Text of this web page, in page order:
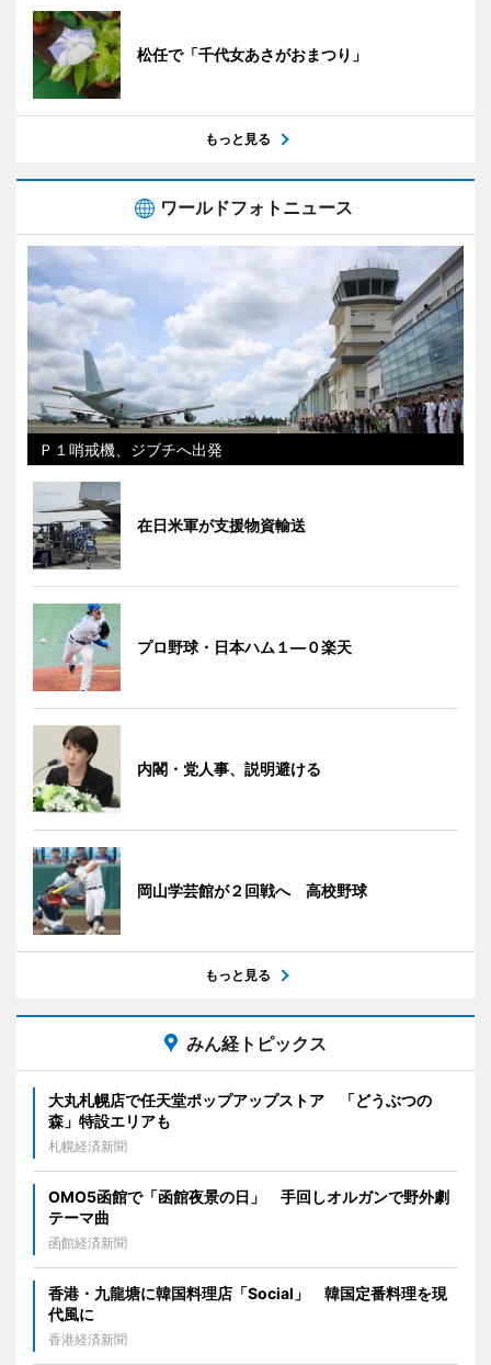
松任で「千代女あさがおまつり」
もっと見る
ワールドフォトニュース
Ｐ１哨戒機、ジブチへ出発
在日米軍が支援物資輸送
プロ野球・日本ハム１―０楽天
内閣・党人事、説明避ける
岡山学芸館が２回戦へ 高校野球
もっと見る
みん経トピックス
大丸札幌店で任天堂ポップアップストア 「どうぶつの
森」特設エリアも
札幌経済新聞
OMO5函館で「函館夜景の日」 手回しオルガンで野外劇
テーマ曲
函館経済新聞
香港・九龍塘に韓国料理店「Social」 韓国定番料理を現
代風に
香港経済新聞